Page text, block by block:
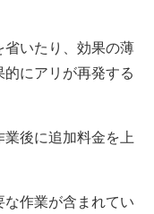
省いたり、効果の薄
にアリが再発する
後に追加料金を上
作業が含まれてい